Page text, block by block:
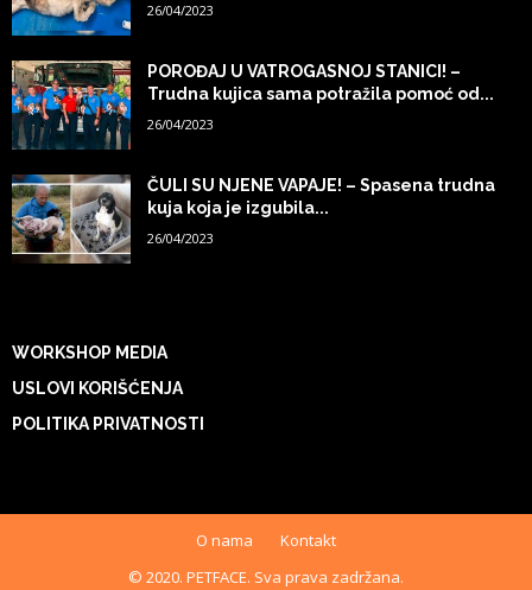
26/04/2023
POROĐAJ U VATROGASNOJ STANICI! –
Trudna kujica sama potražila pomoć od...
26/04/2023
ČULI SU NJENE VAPAJE! – Spasena trudna
kuja koja je izgubila...
26/04/2023
WORKSHOP MEDIA
USLOVI KORIŠĆENJA
POLITIKA PRIVATNOSTI
O nama
Kontakt
© 2020. PETFACE. Sva prava zadržana.